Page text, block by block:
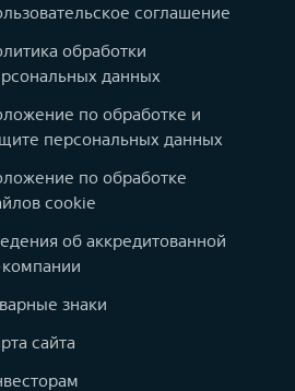
соглашение
обработки
данных
по обработке и
персональных данных
по обработке
cookie
об аккредитованной
компании
знаки
сайта